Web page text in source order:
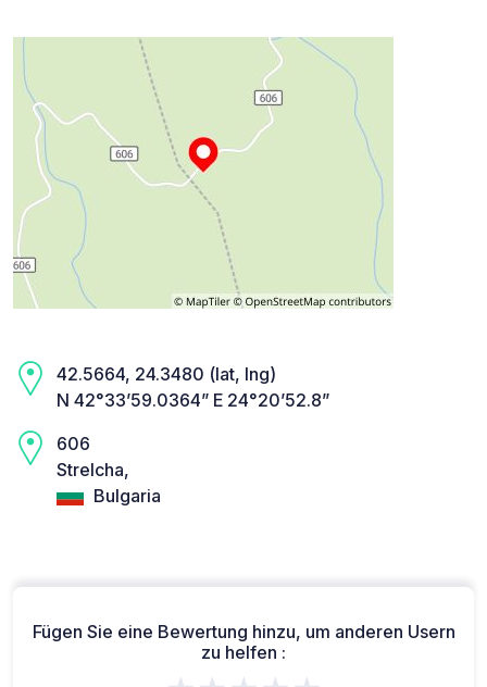
42.5664, 24.3480 (lat, lng)
N 42°33’59.0364” E 24°20’52.8”
606
Strelcha,
Bulgaria
Fügen Sie eine Bewertung hinzu, um anderen Usern
zu helfen :